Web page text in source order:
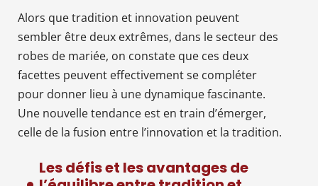
Alors que tradition et innovation peuvent
sembler être deux extrêmes, dans le secteur des
robes de mariée, on constate que ces deux
facettes peuvent effectivement se compléter
pour donner lieu à une dynamique fascinante.
Une nouvelle tendance est en train d’émerger,
celle de la fusion entre l’innovation et la tradition.
Les défis et les avantages de